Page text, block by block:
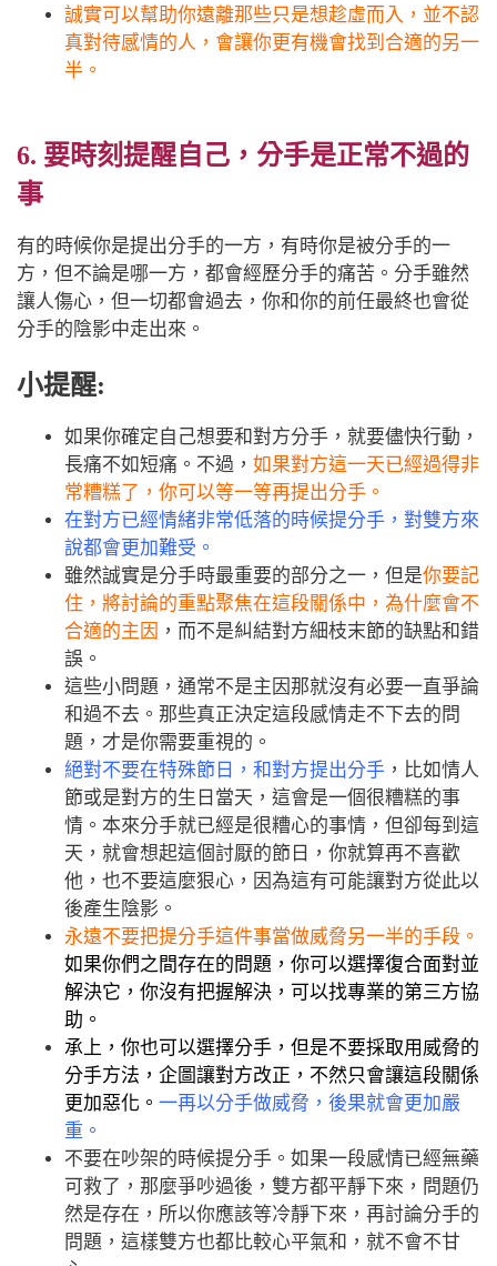
誠實可以幫助你遠離那些只是想趁虛而入，並不認
真對待感情的人，會讓你更有機會找到合適的另一
半。
6. 要時刻提醒自己，分手是正常不過的
事
有的時候你是提出分手的一方，有時你是被分手的一
方，但不論是哪一方，都會經歷分手的痛苦。分手雖然
讓人傷心，但一切都會過去，你和你的前任最終也會從
分手的陰影中走出來。
小提醒:
如果你確定自己想要和對方分手，就要儘快行動，
長痛不如短痛。不過， 如果對方這一天已經過得非
常糟糕了，你可以等一等再提出分手。
在對方已經情緒非常低落的時候提分手，對雙方來
說都會更加難受。
雖然誠實是分手時最重要的部分之一，但是你要記
住，將討論的重點聚焦在這段關係中，為什麼會不
合適的主因 ，而不是糾結對方細枝末節的缺點和錯
誤。
這些小問題，通常不是主因那就沒有必要一直爭論
和過不去。那些真正決定這段感情走不下去的問
題，才是你需要重視的。
絕對不要在特殊節日，和對方提出分手，比如情人
節或是對方的生日當天，這會是一個很糟糕的事
情。本來分手就已經是很糟心的事情，但卻每到這
天，就會想起這個討厭的節日，你就算再不喜歡
他，也不要這麼狠心，因為這有可能讓對方從此以
後產生陰影。
永遠不要把提分手這件事當做威脅另一半的手段。
如果你們之間存在的問題，你可以選擇復合面對並
解決它，你沒有把握解決，可以找專業的第三方協
助。
承上，你也可以選擇分手，但是不要採取用威脅的
分手方法，企圖讓對方改正，不然只會讓這段關係
更加惡化。 一再以分手做威脅，後果就會更加嚴
重。
不要在吵架的時候提分手。如果一段感情已經無藥
可救了，那麼爭吵過後，雙方都平靜下來，問題仍
然是存在，所以你應該等冷靜下來，再討論分手的
問題，這樣雙方也都比較心平氣和，就不會不甘